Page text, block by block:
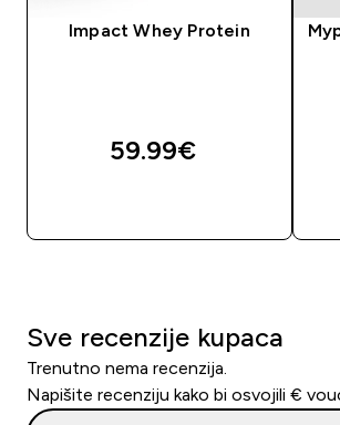
Impact Whey Protein
59.99€‎
Sve recenzije kupaca
Trenutno nema recenzija.
Napišite recenziju kako bi osvojili €